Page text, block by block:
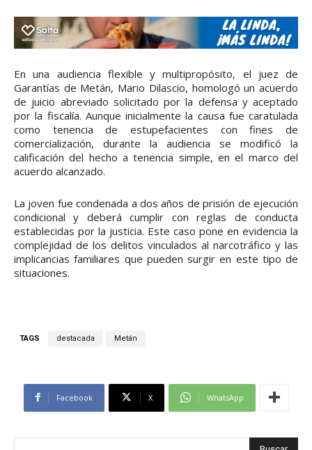
En una audiencia flexible y multipropósito, el juez de
Garantías de Metán, Mario Dilascio, homologó un acuerdo
de juicio abreviado solicitado por la defensa y aceptado
por la fiscalía. Aunque inicialmente la causa fue caratulada
como tenencia de estupefacientes con fines de
comercialización, durante la audiencia se modificó la
calificación del hecho a tenencia simple, en el marco del
acuerdo alcanzado.
La joven fue condenada a dos años de prisión de ejecución
condicional y deberá cumplir con reglas de conducta
establecidas por la justicia. Este caso pone en evidencia la
complejidad de los delitos vinculados al narcotráfico y las
implicancias familiares que pueden surgir en este tipo de
situaciones.
TAGS destacada Metán
Facebook X WhatsApp